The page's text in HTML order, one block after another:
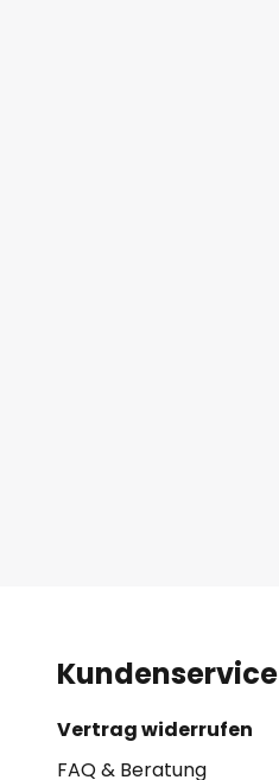
Kundenservice
Vertrag widerrufen
FAQ & Beratung